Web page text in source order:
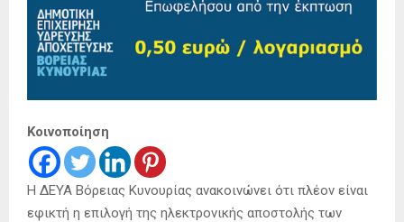
Κοινοποίηση
Η ΔΕΥΑ Βόρειας Κυνουρίας ανακοινώνει ότι πλέον είναι
εφικτή η επιλογή της ηλεκτρονικής αποστολής των